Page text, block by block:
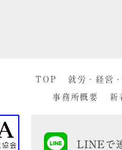
TOP 就労・経営
事務所概要 新